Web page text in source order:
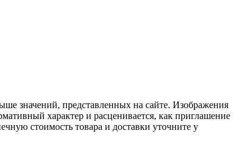
значений, представленных на сайте. Изображения
характер и расценивается, как приглашение
стоимость товара и доставки уточните у